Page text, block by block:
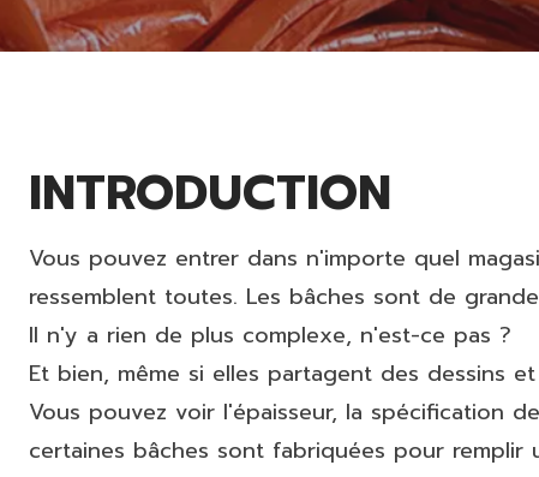
INTRODUCTION
Vous pouvez entrer dans n'importe quel
ressemblent toutes. Les bâches sont de
Il n'y a rien de plus complexe, n'est-ce pas ?
Et bien, même si elles partagent des dessins
Vous pouvez voir l'épaisseur, la spécification
certaines bâches sont fabriquées pour